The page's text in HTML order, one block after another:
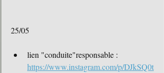
25/05
lien "conduite"responsable :
https://www.instagram.com/p/DJkSQ0t